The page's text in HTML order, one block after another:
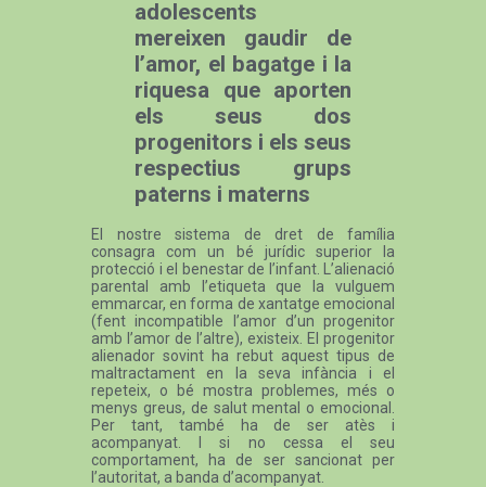
adolescents
mereixen gaudir de
l’amor, el bagatge i la
riquesa que aporten
els seus dos
progenitors i els seus
respectius grups
paterns i materns
El nostre sistema de dret de família
consagra com un bé jurídic superior la
protecció i el benestar de l’infant. L’alienació
parental amb l’etiqueta que la vulguem
emmarcar, en forma de xantatge emocional
(fent incompatible l’amor d’un progenitor
amb l’amor de l’altre), existeix. El progenitor
alienador sovint ha rebut aquest tipus de
maltractament en la seva infància i el
repeteix, o bé mostra problemes, més o
menys greus, de salut mental o emocional.
Per tant, també ha de ser atès i
acompanyat. I si no cessa el seu
comportament, ha de ser sancionat per
l’autoritat, a banda d’acompanyat.